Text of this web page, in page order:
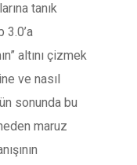
tanık
3.0’a
altını çizmek
ve nasıl
sonunda bu
maruz